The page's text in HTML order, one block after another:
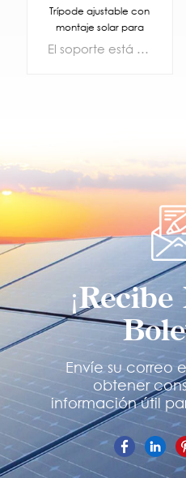
Trípode ajustable con
montaje solar para
techo de aluminioEl soporte está hecho de material principal de alta calidad, aluminio anodizado avanzado AL6500-T5, y la superficie está anodizada con 12-15MIC. Su excelente desempeño anticorrosión y antioxidante garantiza su vida útil de 30 años. Al mismo tiempo, las características de peso ligero del aluminio reducen la carga del techo, haciéndolo seguro y confiable
APRENDE
Envíe su correo
obtener
información útil